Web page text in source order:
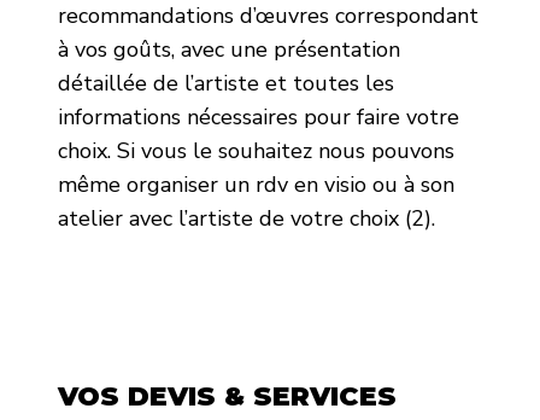
recommandations d’œuvres correspondant
à vos goûts, avec une présentation
détaillée de l’artiste et toutes les
informations nécessaires pour faire votre
choix. Si vous le souhaitez nous pouvons
même organiser un rdv en visio ou à son
atelier avec l’artiste de votre choix (2).
VOS DEVIS & SERVICES